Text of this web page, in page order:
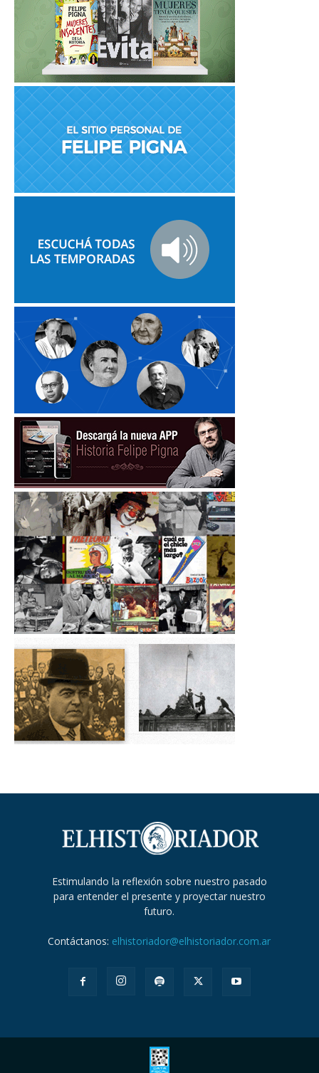
Estimulando la reflexión sobre nuestro pasado
para entender el presente y proyectar nuestro
futuro.
Contáctanos: elhistoriador@elhistoriador.com.ar